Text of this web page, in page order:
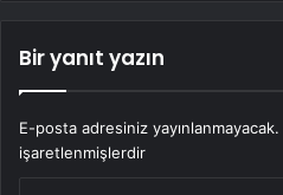
Bir yanıt yazın
E-posta adresiniz yayınlanmayacak.
işaretlenmişlerdir